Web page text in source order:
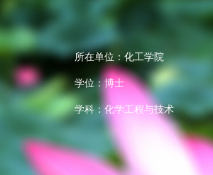
所在单位：化工学院
学位：博士
学科：化学工程与技术